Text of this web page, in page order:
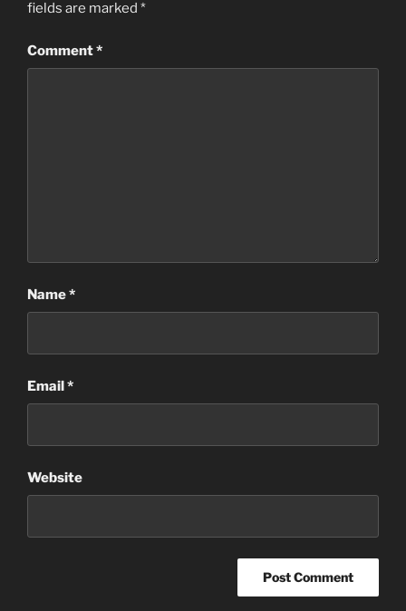
fields are marked *
Comment*
Name*
Email*
Website